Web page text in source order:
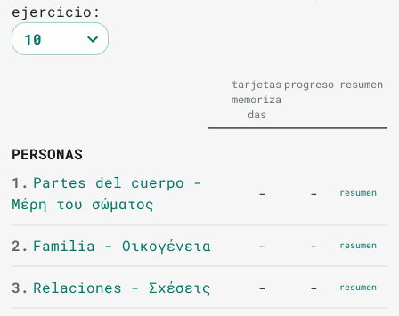
ejercicio:
tarjetas
memoriza
das
progreso resumen
PERSONAS
1. Partes del cuerpo -
Μέρη του σώματος
- - resumen
2. Familia - Οικογένεια - - resumen
3. Relaciones - Σχέσεις - - resumen